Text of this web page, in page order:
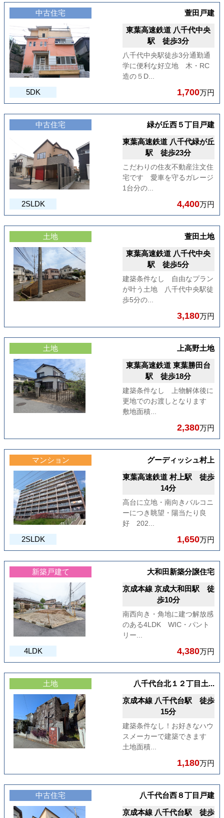
中古住宅
萱田戸建
東葉高速鉄道 八千代中央
駅 徒歩3分
八千代中央駅徒歩3分通勤通
学に便利な好立地 木・RC
造の５D...
5DK 1,700万円
中古住宅
緑が丘西５丁目戸建
東葉高速鉄道 八千代緑が丘
駅 徒歩23分
こだわりの住友不動産注文住
宅です 愛車を守るガレージ
1台分の...
2SLDK 4,400万円
土地
萱田土地
東葉高速鉄道 八千代中央
駅 徒歩5分
建築条件なし 自由なプラン
が叶う土地 八千代中央駅徒
歩5分の...
3,180万円
土地
上高野土地
東葉高速鉄道 東葉勝田台
駅 徒歩18分
建築条件なし 上物解体後に
更地でのお渡しとなります
敷地面積...
2,380万円
マンション
グーディッシュ村上
東葉高速鉄道 村上駅 徒歩
14分
高台に立地・南向きバルコニ
ーにつき眺望・陽当たり良
好 202...
2SLDK 1,650万円
新築戸建て
大和田新築分譲住宅
京成本線 京成大和田駅 徒
歩10分
南西向き・角地に建つ解放感
のある4LDK WIC・パント
リー...
4LDK 4,380万円
土地
八千代台北１２丁目土...
京成本線 八千代台駅 徒歩
15分
建築条件なし！お好きなハウ
スメーカーで建築できます
土地面積...
1,180万円
中古住宅
八千代台西８丁目戸建
京成本線 八千代台駅 徒歩